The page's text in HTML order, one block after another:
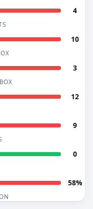
4
10
3
12
9
0
58%